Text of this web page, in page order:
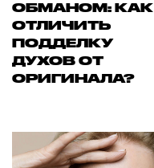
ОБМАНОМ: КАК
ОТЛИЧИТЬ
ПОДДЕЛКУ
ДУХОВ ОТ
ОРИГИНАЛА?